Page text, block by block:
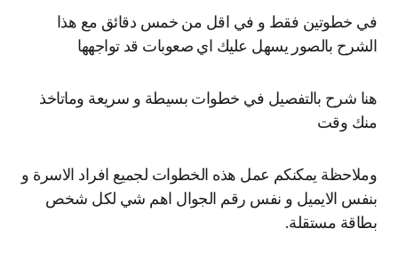
في خطوتين فقط و في اقل من خمس دقائق مع هذا
الشرح بالصور يسهل عليك اي صعوبات قد تواجهها
هنا شرح بالتفصيل في خطوات بسيطة و سريعة وماتاخذ
منك وقت
وملاحظة يمكنكم عمل هذه الخطوات لجميع افراد الاسرة و
بنفس الايميل و نفس رقم الجوال اهم شي لكل شخص
بطاقة مستقلة.